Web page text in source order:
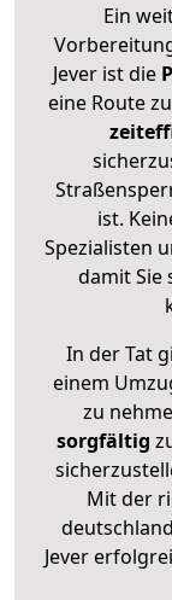
Ein
Jever ist die
eine Route
ist.
Spezialisten
damit Sie
In der Tat
einem
zu
sorgfältig
Mit der
Jever